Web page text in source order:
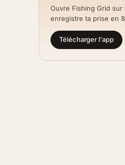
Ouvre Fishing Grid
enregistre ta prise en
Télécharger l'app